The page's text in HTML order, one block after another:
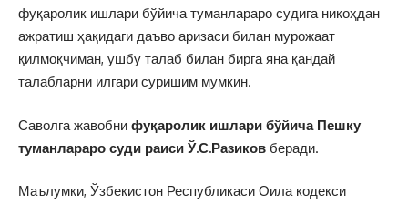
фуқаролик ишлари бўйича туманлараро судига никоҳдан
ажратиш ҳақидаги даъво аризаси билан мурожаат
қилмоқчиман, ушбу талаб билан бирга яна қандай
талабларни илгари суришим мумкин.
Саволга жавобни фуқаролик ишлари бўйича Пешку
туманлараро суди раиси Ў.С.Разиков беради.
Маълумки, Ўзбекистон Республикаси Оила кодекси